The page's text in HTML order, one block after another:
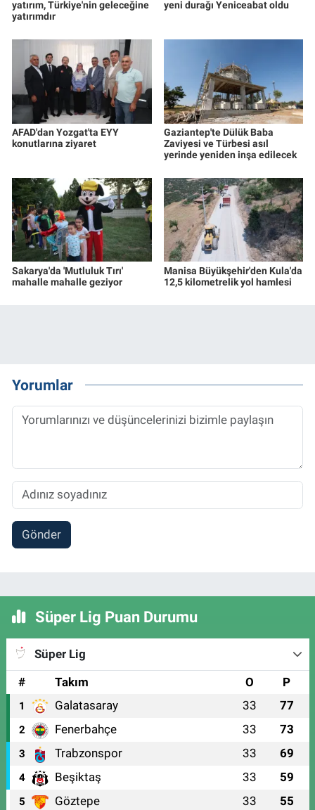
yatırım, Türkiye'nin geleceğine
yatırımdır
yeni durağı Yeniceabat oldu
AFAD'dan Yozgat'ta EYY
konutlarına ziyaret
Gaziantep'te Dülük Baba
Zaviyesi ve Türbesi asıl
yerinde yeniden inşa edilecek
Sakarya'da 'Mutluluk Tırı'
mahalle mahalle geziyor
Manisa Büyükşehir'den Kula'da
12,5 kilometrelik yol hamlesi
Yorumlar
Gönder
Süper Lig Puan Durumu
Süper Lig
#
Takım O P
1 Galatasaray 33 77
2 Fenerbahçe 33 73
3 Trabzonspor 33 69
4 Beşiktaş 33 59
5 Göztepe 33 55